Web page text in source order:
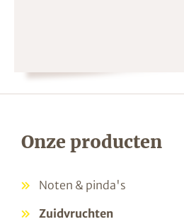
Onze producten
Noten & pinda's
Zuidvruchten